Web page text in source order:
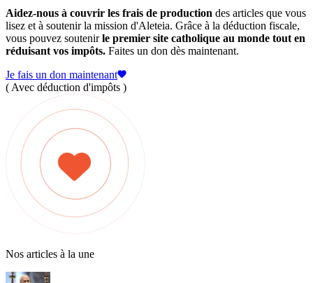
Aidez-nous à couvrir les frais de production des articles que vous
lisez et à soutenir la mission d'Aleteia. Grâce à la déduction fiscale,
vous pouvez soutenirle premier site catholique au monde tout en
réduisant vos impôts. Faites un don dès maintenant.
Je fais un don maintenant
( Avec déduction d'impôts )
Nos articles à la une